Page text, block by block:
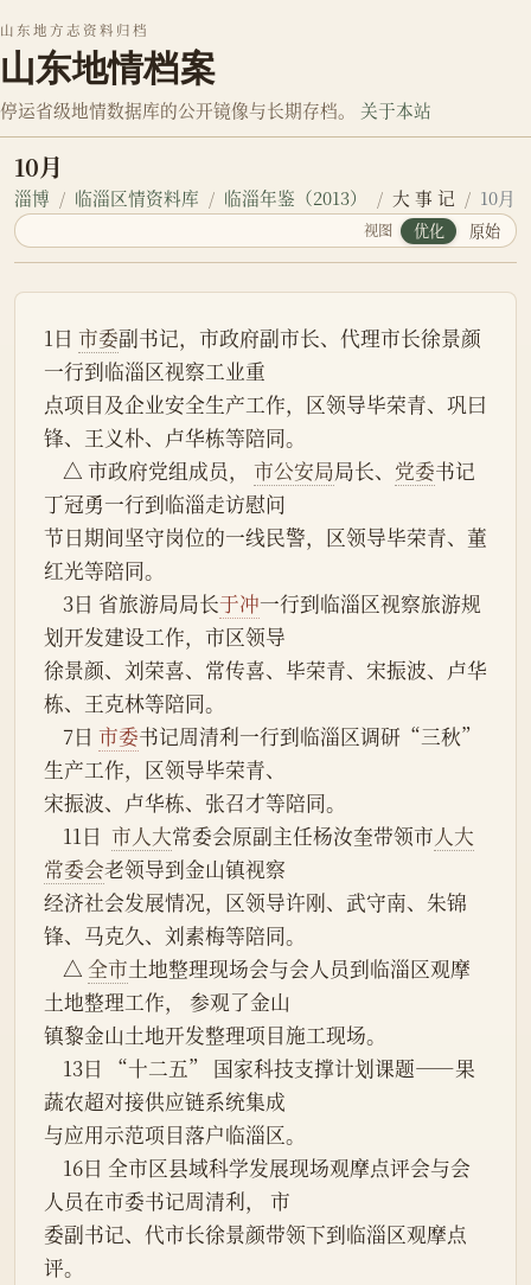
山东地方志资料归档
山东地情档案
停运省级地情数据库的公开镜像与长期存档。 关于本站
10月
淄博 临淄区情资料库 临淄年鉴（2013） 大 事 记 10月
视图 优化 原始
1日 市委副书记，市政府副市长、代理市长徐景颜
一行到临淄区视察工业重
点项目及企业安全生产工作，区领导毕荣青、巩曰
锋、王义朴、卢华栋等陪同。
    △ 市政府党组成员，
市公安局局长、 党委书记
丁冠勇一行到临淄走访慰问
节日期间坚守岗位的一线民警，区领导毕荣青、董
红光等陪同。
    3日 省旅游局局长
于冲一行到临淄区视察旅游规
划开发建设工作，市区领导
徐景颜、刘荣喜、常传喜、毕荣青、宋振波、卢华
栋、王克林等陪同。
    7日
市委书记周清利一行到临淄区调研“三秋”
生产工作，区领导毕荣青、
宋振波、卢华栋、张召才等陪同。
    11日
市人大常委会原副主任杨汝奎带领市人大
常委会老领导到金山镇视察
经济社会发展情况，区领导许刚、武守南、朱锦
锋、马克久、刘素梅等陪同。
    △
全市土地整理现场会与会人员到临淄区观摩
土地整理工作， 参观了金山
镇黎金山土地开发整理项目施工现场。
蔬农超对接供应链系统集成
与应用示范项目落户临淄区。
人员在市委书记周清利， 市
委副书记、代市长徐景颜带领下到临淄区观摩点
评。